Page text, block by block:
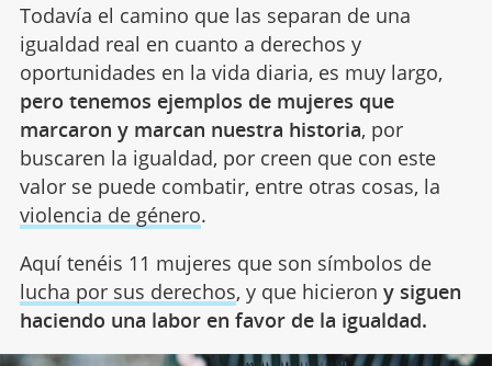
Todavía el camino que las separan de una
igualdad real en cuanto a derechos y
oportunidades en la vida diaria, es muy largo,
pero tenemos ejemplos de mujeres que
marcaron y marcan nuestra historia, por
buscaren la igualdad, por creen que con este
valor se puede combatir, entre otras cosas, la
violencia de género.
Aquí tenéis 11 mujeres que son símbolos de
lucha por sus derechos, y que hicieron y siguen
haciendo una labor en favor de la igualdad.